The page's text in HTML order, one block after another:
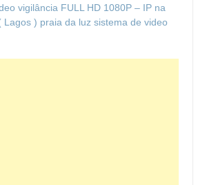
vigilância FULL HD 1080P – IP na
Lagos ) praia da luz sistema de video